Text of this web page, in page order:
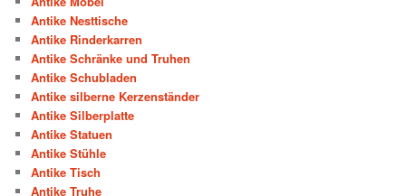
Antike Nesttische
Antike Rinderkarren
Antike Schränke und Truhen
Antike Schubladen
Antike silberne Kerzenständer
Antike Silberplatte
Antike Statuen
Antike Stühle
Antike Tisch
Antike Truhe